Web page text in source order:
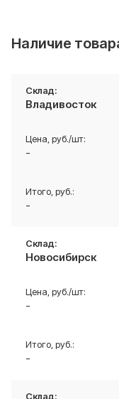
Наличие
Владивосток
-
-
Новосибирск
-
-